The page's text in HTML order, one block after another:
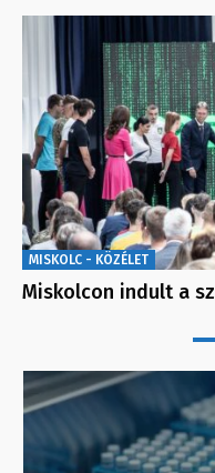
MISKOLC - KÖZÉLET
Miskolcon indult a